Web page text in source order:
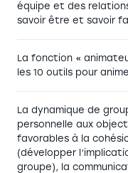
équipe et des
savoir être et savoir
La fonction «
les 10 outils pour
La dynamique de
personnelle aux
favorables à la
(développer
groupe), la